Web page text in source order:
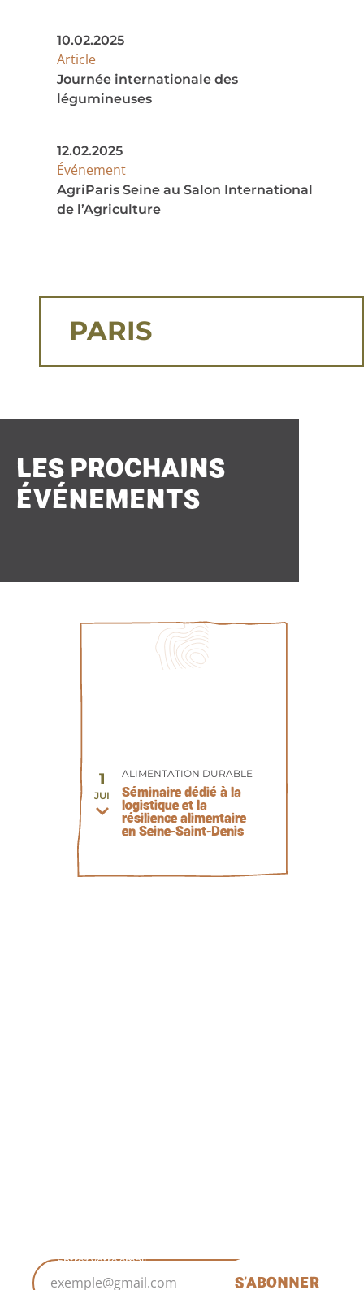
PARIS
10.02.2025
Article
Journée internationale des
légumineuses
12.02.2025
Événement
AgriParis Seine au Salon International
de l’Agriculture
LES PROCHAINS
ÉVÉNEMENTS
1
JUI
ALIMENTATION DURABLE
Séminaire dédié à la
logistique et la
résilience alimentaire
en Seine-Saint-Denis
Entrez votre email
S'ABONNER